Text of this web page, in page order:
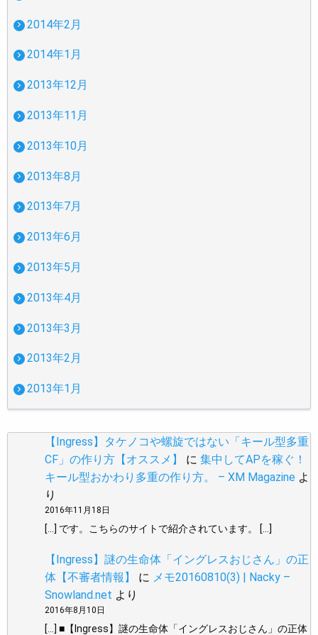
2014年2月
2014年1月
2013年12月
2013年11月
2013年10月
2013年8月
2013年7月
2013年6月
2013年5月
2013年4月
2013年3月
2013年2月
2013年1月
【Ingress】タケノコや螺旋ではない「キール型多重
CF」の作り方【オススメ】
に 集中してAPを稼ぐ！
キール型おかわり多重の作り方。 – XM Magazine よ
り
2016年11月18日
[…] です。こちらのサイトで紹介されています。 […]
【Ingress】謎の生命体「イングレスおじさん」の正
体【不審者情報】
に メモ20160810(3) | Nacky –
Snowland.net より
2016年8月10日
[…] ■【Ingress】謎の生命体「イングレスおじさん」の正体